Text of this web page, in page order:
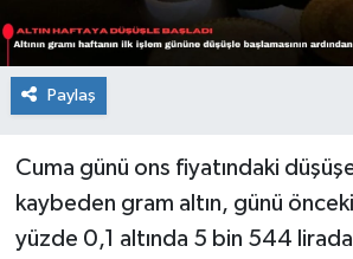
Paylaş
Cuma günü ons fiyatındaki
kaybeden gram altın, günü önceki
yüzde 0,1 altında 5 bin 544
Türkiye